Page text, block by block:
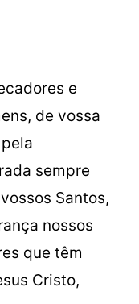
e
de vossa
sempre
Santos,
nossos
que têm
Cristo,